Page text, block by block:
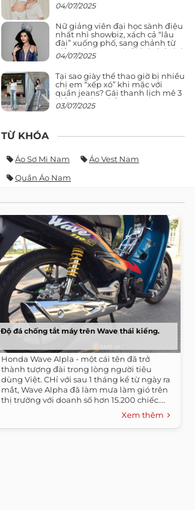
04/07/2025
Nữ giảng viên đại học sành điệu
nhất nhì showbiz, xách cả “lâu
đài” xuống phố, sang chảnh từ
giảng đường ra phố khó ai đọ lại
04/07/2025
Tại sao giày thể thao giờ bị nhiều
chị em “xếp xó” khi mặc với
quần jeans? Gái thanh lịch mê 3
kiểu này hơn hẳn
03/07/2025
TỪ KHÓA
Áo Sơ Mi Nam
Áo Vest Nam
Quần Áo Nam
Độ đá chống tắt máy trên Wave thái kiểng.
Honda Wave Alpla - một cái tên đã trở
thành tượng đài trong lòng người tiêu
dùng Việt. CHỉ với sau 1 tháng kể từ ngày ra
mắt, Wave Alpha đã làm mưa làm gió trên
thị trường với doanh số hơn 15.200 chiếc....
Xem thêm